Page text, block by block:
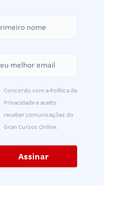
Concordo com a Política de
Privacidade e aceito
receber comunicações do
Gran Cursos Online.